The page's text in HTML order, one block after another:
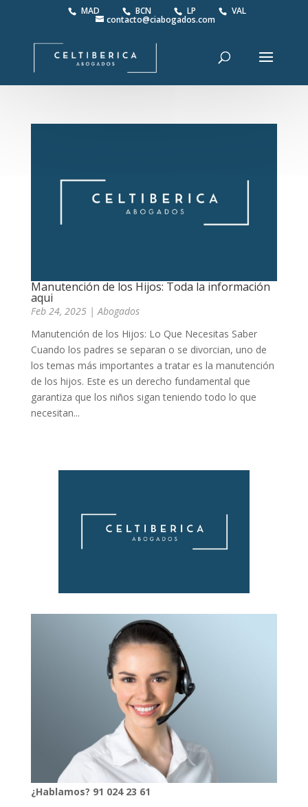
MAD BCN LP VAL
contacto@ciabogados.com
Manutención de los Hijos: Toda la información
aqui
Feb 24, 2025|Abogados
Manutención de los Hijos: Lo Que Necesitas Saber
Cuando los padres se separan o se divorcian, uno de
los temas más importantes a tratar es la manutención
de los hijos. Este es un derecho fundamental que
garantiza que los niños sigan teniendo todo lo que
necesitan...
¿Hablamos? 91 024 23 61